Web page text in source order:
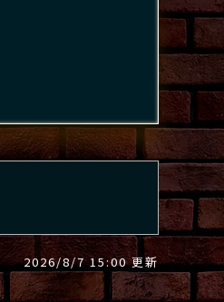
2026/8/7 15:00 更新